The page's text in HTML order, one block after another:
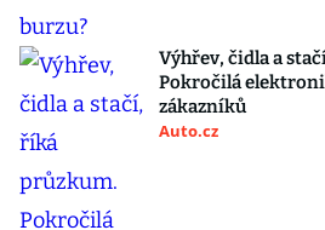
Výhřev, čidla a
Pokročilá
zákazníků
Auto.cz